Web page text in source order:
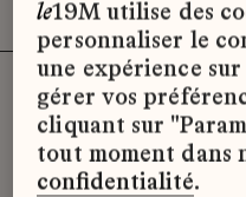
Désolé, il
d’offres
moment.
le19M utilise des
personnaliser le
une expérience sur
gérer vos
cliquant sur
tout moment dans
confidentialité.